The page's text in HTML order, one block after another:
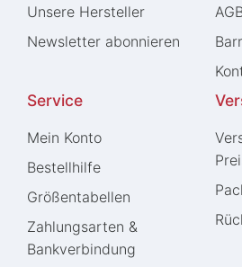
Unsere Hersteller
Newsletter abonnieren
Service
Mein Konto
Bestellhilfe
Größentabellen
Zahlungsarten &
Bankverbindung